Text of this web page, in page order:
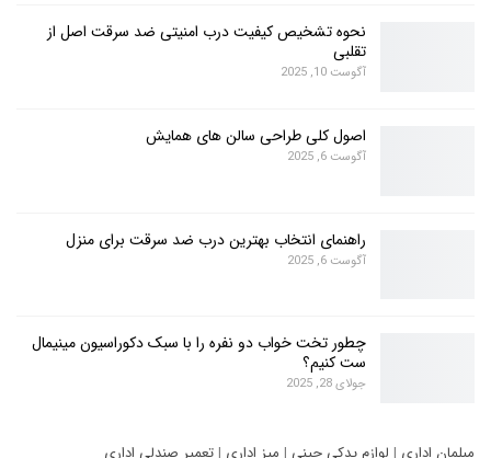
نحوه تشخیص کیفیت درب امنیتی ضد سرقت اصل از
تقلبی
آگوست 10, 2025
اصول کلی طراحی سالن های همایش
آگوست 6, 2025
راهنمای انتخاب بهترین درب ضد سرقت برای منزل
آگوست 6, 2025
چطور تخت خواب دو نفره را با سبک دکوراسیون مینیمال
ست کنیم؟
جولای 28, 2025
مبلمان اداری | لوازم یدکی چینی | میز اداری | تعمیر صندلی اداری